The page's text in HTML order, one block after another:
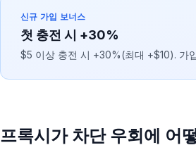
신규 가입 보너스
첫 충전 시 +30%
$5 이상 충전 시 +30%(최대 +$10). 가
프록시가 차단 우회에 어